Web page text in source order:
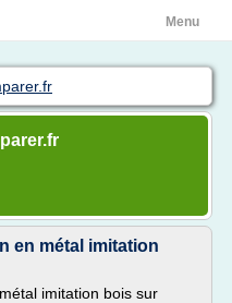
Menu
en métal imitation
imitation bois sur